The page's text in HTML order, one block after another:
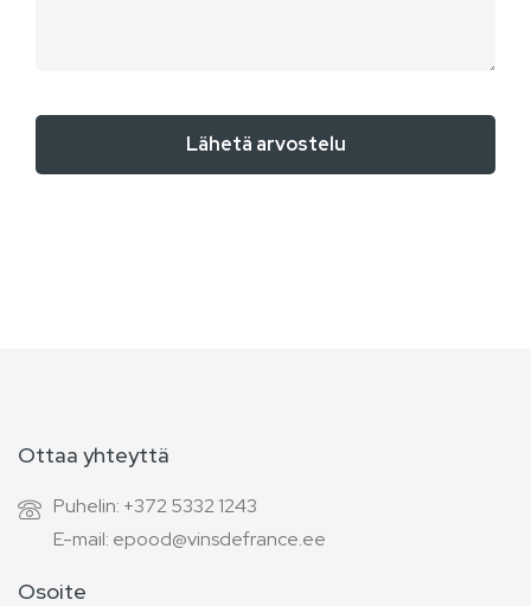
Lähetä arvostelu
Ottaa yhteyttä
Puhelin: +372 5332 1243
E-mail: epood@vinsdefrance.ee
Osoite